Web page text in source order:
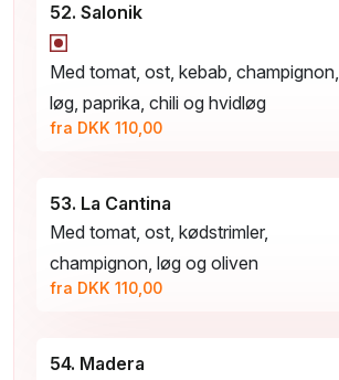
52. Salonik
Med tomat, ost, kebab, champignon,
løg, paprika, chili og hvidløg
fra DKK 110,00
53. La Cantina
Med tomat, ost, kødstrimler,
champignon, løg og oliven
fra DKK 110,00
54. Madera